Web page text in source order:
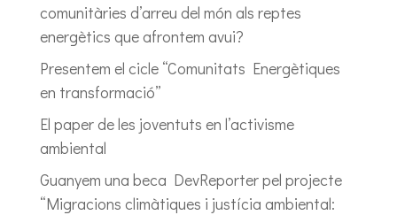
comunitàries d’arreu del món als reptes
energètics que afrontem avui?
Presentem el cicle “Comunitats Energètiques
en transformació”
El paper de les joventuts en l’activisme
ambiental
Guanyem una beca DevReporter pel projecte
“Migracions climàtiques i justícia ambiental: